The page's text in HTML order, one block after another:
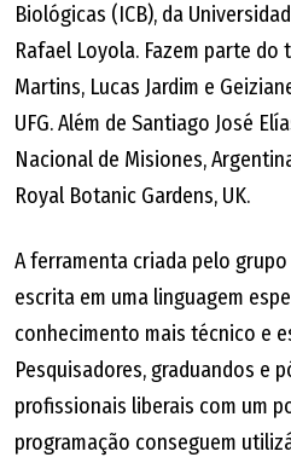
Biológicas (ICB), da
Rafael Loyola. Fazem parte
Martins, Lucas Jardim e
UFG. Além de Santiago José
Nacional de Misiones,
Royal Botanic Gardens, UK.
A ferramenta criada pelo
escrita em uma linguagem
conhecimento mais técnico e
Pesquisadores, graduandos e
profissionais liberais com um
programação conseguem